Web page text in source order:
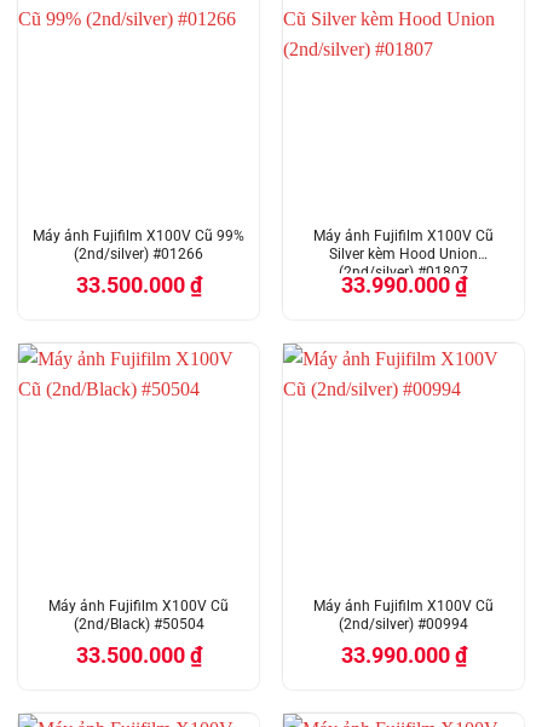
Máy ảnh Fujifilm X100V Cũ 99%
(2nd/silver) #01266
33.500.000₫
Máy ảnh Fujifilm X100V Cũ
Silver kèm Hood Union
(2nd/silver) #01807
33.990.000₫
Máy ảnh Fujifilm X100V Cũ
(2nd/Black) #50504
33.500.000₫
Máy ảnh Fujifilm X100V Cũ
(2nd/silver) #00994
33.990.000₫